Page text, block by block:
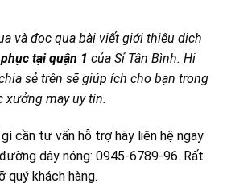
và đọc qua bài viết giới thiệu dịch
tại quận 1 của Sỉ Tân Bình. Hi
sẻ trên sẽ giúp ích cho bạn trong
xưởng may uy tín.
cần tư vấn hỗ trợ hãy liên hệ ngay
dây nóng: 0945-6789-96. Rất
quý khách hàng.